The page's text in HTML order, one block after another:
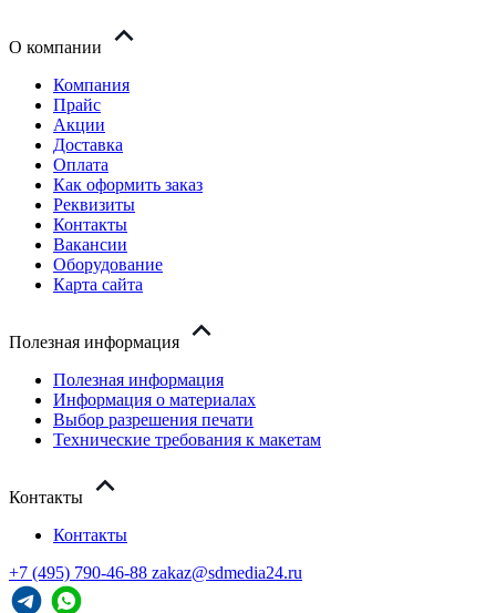
О компании
Компания
Прайс
Акции
Доставка
Оплата
Как оформить заказ
Реквизиты
Контакты
Вакансии
Оборудование
Карта сайта
Полезная информация
Полезная информация
Информация о материалах
Выбор разрешения печати
Технические требования к макетам
Контакты
Контакты
+7 (495) 790-46-88 zakaz@sdmedia24.ru